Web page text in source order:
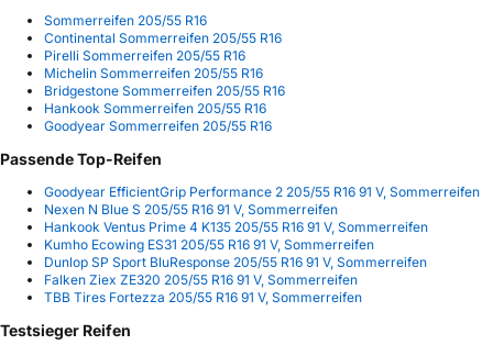
Sommerreifen 205/55 R16
Continental Sommerreifen 205/55 R16
Pirelli Sommerreifen 205/55 R16
Michelin Sommerreifen 205/55 R16
Bridgestone Sommerreifen 205/55 R16
Hankook Sommerreifen 205/55 R16
Goodyear Sommerreifen 205/55 R16
Passende Top-Reifen
Goodyear EfficientGrip Performance 2 205/55 R16 91 V, Sommerreifen
Nexen N Blue S 205/55 R16 91 V, Sommerreifen
Hankook Ventus Prime 4 K135 205/55 R16 91 V, Sommerreifen
Kumho Ecowing ES31 205/55 R16 91 V, Sommerreifen
Dunlop SP Sport BluResponse 205/55 R16 91 V, Sommerreifen
Falken Ziex ZE320 205/55 R16 91 V, Sommerreifen
TBB Tires Fortezza 205/55 R16 91 V, Sommerreifen
Testsieger Reifen